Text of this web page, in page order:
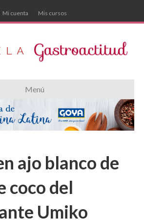
Mi cuenta Mis cursos
Menú
ajo blanco de
coco del
Umiko